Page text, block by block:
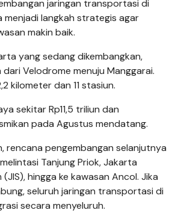
jaringan transportasi di
langkah strategis agar
makin baik.
yang sedang dikembangkan,
Velodrome menuju Manggarai.
kilometer dan 11 stasiun.
sekitar Rp11,5 triliun dan
pada Agustus mendatang.
rencana pengembangan selanjutnya
Tanjung Priok, Jakarta
hingga ke kawasan Ancol. Jika
seluruh jaringan transportasi di
secara menyeluruh.